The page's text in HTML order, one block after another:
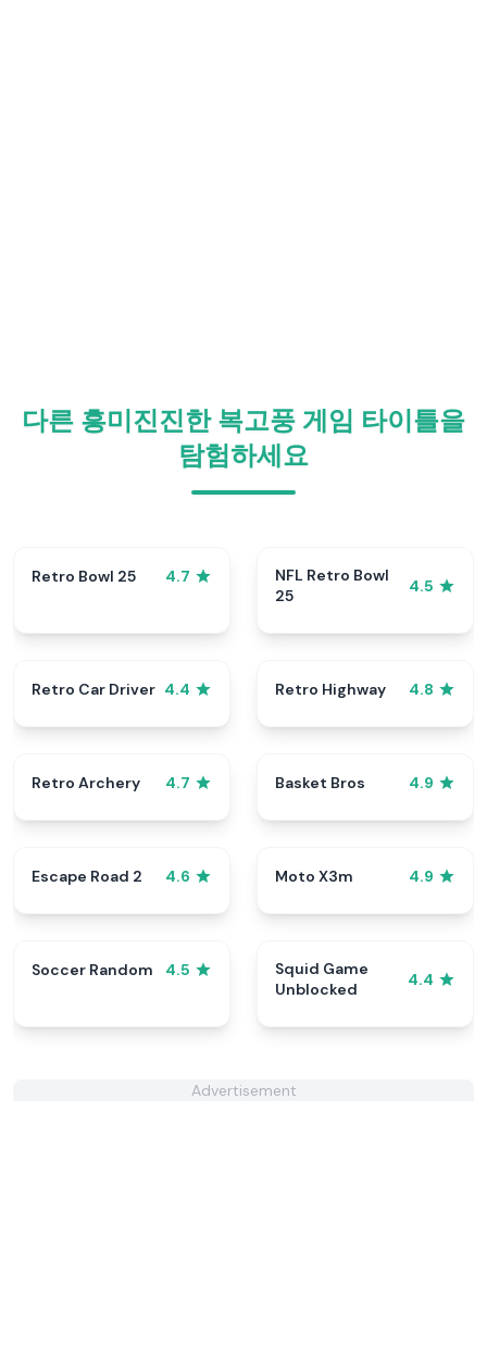
다른 흥미진진한 복고풍 게임 타이틀을
탐험하세요
Retro Bowl 25 4.7
NFL Retro Bowl
25
4.5
Retro Car Driver 4.4 Retro Highway 4.8
Retro Archery 4.7 Basket Bros 4.9
Escape Road 2 4.6 Moto X3m 4.9
Soccer Random 4.5
Squid Game
Unblocked
4.4
Advertisement